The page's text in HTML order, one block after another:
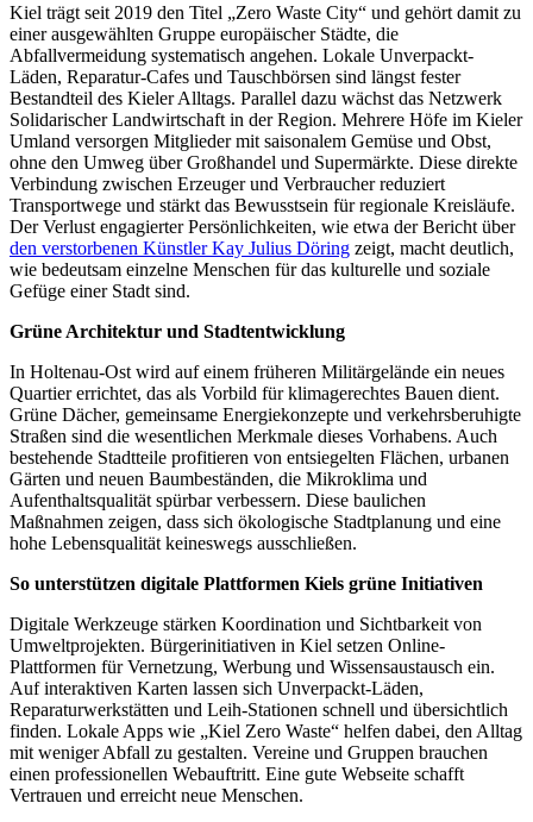
Kiel trägt seit 2019 den Titel „Zero Waste City“ und gehört damit zu
einer ausgewählten Gruppe europäischer Städte, die
Abfallvermeidung systematisch angehen. Lokale Unverpackt-
Läden, Reparatur-Cafes und Tauschbörsen sind längst fester
Bestandteil des Kieler Alltags. Parallel dazu wächst das Netzwerk
Solidarischer Landwirtschaft in der Region. Mehrere Höfe im Kieler
Umland versorgen Mitglieder mit saisonalem Gemüse und Obst,
ohne den Umweg über Großhandel und Supermärkte. Diese direkte
Verbindung zwischen Erzeuger und Verbraucher reduziert
Transportwege und stärkt das Bewusstsein für regionale Kreisläufe.
Der Verlust engagierter Persönlichkeiten, wie etwa der Bericht über
den verstorbenen Künstler Kay Julius Döring zeigt, macht deutlich,
wie bedeutsam einzelne Menschen für das kulturelle und soziale
Gefüge einer Stadt sind.
Grüne Architektur und Stadtentwicklung
In Holtenau-Ost wird auf einem früheren Militärgelände ein neues
Quartier errichtet, das als Vorbild für klimagerechtes Bauen dient.
Grüne Dächer, gemeinsame Energiekonzepte und verkehrsberuhigte
Straßen sind die wesentlichen Merkmale dieses Vorhabens. Auch
bestehende Stadtteile profitieren von entsiegelten Flächen, urbanen
Gärten und neuen Baumbeständen, die Mikroklima und
Aufenthaltsqualität spürbar verbessern. Diese baulichen
Maßnahmen zeigen, dass sich ökologische Stadtplanung und eine
hohe Lebensqualität keineswegs ausschließen.
So unterstützen digitale Plattformen Kiels grüne Initiativen
Digitale Werkzeuge stärken Koordination und Sichtbarkeit von
Umweltprojekten. Bürgerinitiativen in Kiel setzen Online-
Plattformen für Vernetzung, Werbung und Wissensaustausch ein.
Auf interaktiven Karten lassen sich Unverpackt-Läden,
Reparaturwerkstätten und Leih-Stationen schnell und übersichtlich
finden. Lokale Apps wie „Kiel Zero Waste“ helfen dabei, den Alltag
mit weniger Abfall zu gestalten. Vereine und Gruppen brauchen
einen professionellen Webauftritt. Eine gute Webseite schafft
Vertrauen und erreicht neue Menschen.